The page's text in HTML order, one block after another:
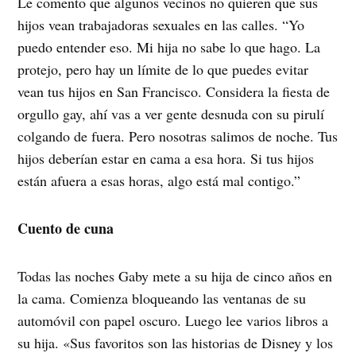
hijos vean trabajadoras sexuales en las calles. “Yo
puedo entender eso. Mi hija no sabe lo que hago. La
protejo, pero hay un límite de lo que puedes evitar
vean tus hijos en San Francisco. Considera la fiesta de
orgullo gay, ahí vas a ver gente desnuda con su pirulí
colgando de fuera. Pero nosotras salimos de noche. Tus
hijos deberían estar en cama a esa hora. Si tus hijos
están afuera a esas horas, algo está mal contigo.”
Cuento de cuna
Todas las noches Gaby mete a su hija de cinco años en
la cama. Comienza bloqueando las ventanas de su
automóvil con papel oscuro. Luego lee varios libros a
su hija. «Sus favoritos son las historias de Disney y los